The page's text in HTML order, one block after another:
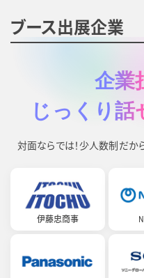
ブース出展企業
企業
じっくり話
対面ならでは！少人数制だか
伊藤忠商事